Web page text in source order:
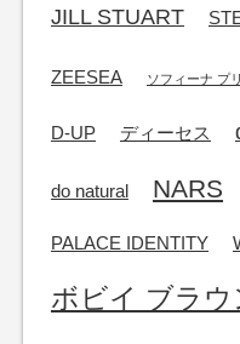
JILL STUART
ZEESEA ソフィーナ プ
D-UP ディーセス
do natural NARS
PALACE IDENTITY
ボビイ ブラウ